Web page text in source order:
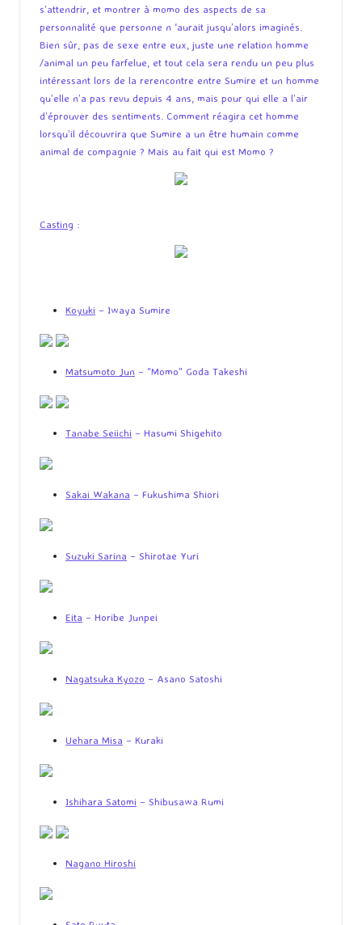
s’attendrir, et montrer à momo des aspects de sa
personnalité que personne n ‘aurait jusqu’alors imaginés.
Bien sûr, pas de sexe entre eux, juste une relation homme
/animal un peu farfelue, et tout cela sera rendu un peu plus
intéressant lors de la rerencontre entre Sumire et un homme
qu’elle n’a pas revu depuis 4 ans, mais pour qui elle a l’air
d’éprouver des sentiments. Comment réagira cet homme
lorsqu’il découvrira que Sumire a un être humain comme
animal de compagnie ? Mais au fait qui est Momo ?
Casting :
Koyuki – Iwaya Sumire
Matsumoto Jun – "Momo" Goda Takeshi
Tanabe Seiichi – Hasumi Shigehito
Sakai Wakana – Fukushima Shiori
Suzuki Sarina – Shirotae Yuri
Eita – Horibe Junpei
Nagatsuka Kyozo – Asano Satoshi
Uehara Misa – Kuraki
Ishihara Satomi – Shibusawa Rumi
Nagano Hiroshi